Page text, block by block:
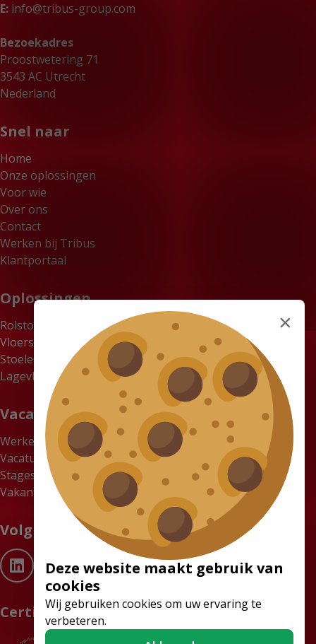
E: info@tribus-group.com
Bezoekadres
Proostwetering 71
3543 AC Utrecht
Nederland
Snel naar
Home
Onze oplossingen
Voor wie
Over ons
Contact
Werken bij Tribus
Klantportaal
Oplossingen
Rolstoelbussen
Vloersystemen
Stoelen
Lagevloerbussen
Vacatures
Werken bij Tribus
Vacatures
Stages
Vakantiewerk gezocht? Verdien tot €18 per uur bij Tribus
Certificaten
Volg ons
×
Deze website maakt gebruik van
cookies
Wij gebruiken cookies om uw ervaring te
verbeteren.